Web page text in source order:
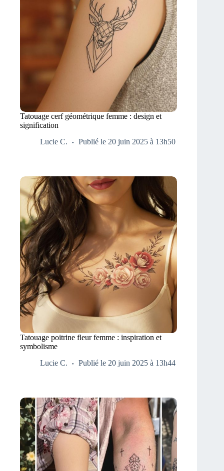
Tatouage cerf géométrique femme : design et
signification
Lucie C.
Publié le 20 juin 2025 à 13h50
Tatouage poitrine fleur femme : inspiration et
symbolisme
Lucie C.
Publié le 20 juin 2025 à 13h44